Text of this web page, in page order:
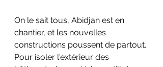
On le sait tous, Abidjan est en
chantier, et les nouvelles
constructions poussent de partout.
Pour isoler l'extérieur des